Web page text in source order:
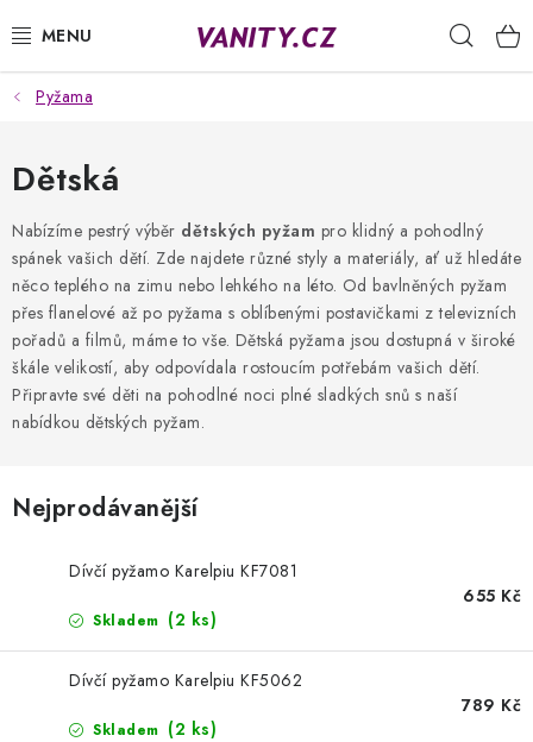
na
KABELKY
SPODNÍ PRÁDLO
PUNČOCHY
PYŽAMA
ŽUPANY
OBLEČENÍ
Podmínky ochrany osobních údajů
Reklamace a vrácení zboží
Pyžama
Dětská
Nabízíme pestrý výběr dětských pyžam pro klidný a pohodlný
spánek vašich dětí. Zde najdete různé styly a materiály, ať už hledáte
něco teplého na zimu nebo lehkého na léto. Od bavlněných pyžam
přes flanelové až po pyžama s oblíbenými postavičkami z televizních
pořadů a filmů, máme to vše. Dětská pyžama jsou dostupná v široké
škále velikostí, aby odpovídala rostoucím potřebám vašich dětí.
Připravte své děti na pohodlné noci plné sladkých snů s naší
nabídkou dětských pyžam.
Nejprodávanější
Dívčí pyžamo Karelpiu KF7081
Skladem (2 ks)
655 Kč
Dívčí pyžamo Karelpiu KF5062
Skladem (2 ks)
789 Kč